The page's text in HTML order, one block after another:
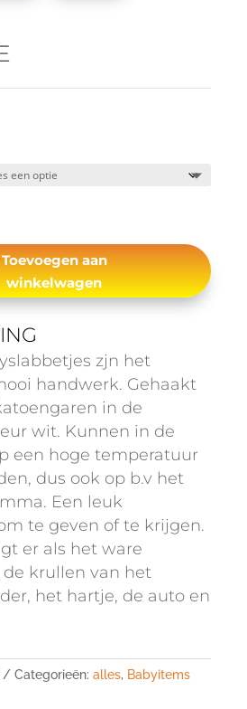
Toevoegen aan
winkelwagen
zjn het
handwerk. Gehaakt
in de
wit. Kunnen in de
een hoge temperatuur
dus ook op b.v het
Een leuk
te geven of te krijgen.
er als het ware
de krullen van het
het hartje, de auto en
Categorieën: alles, Babyitems